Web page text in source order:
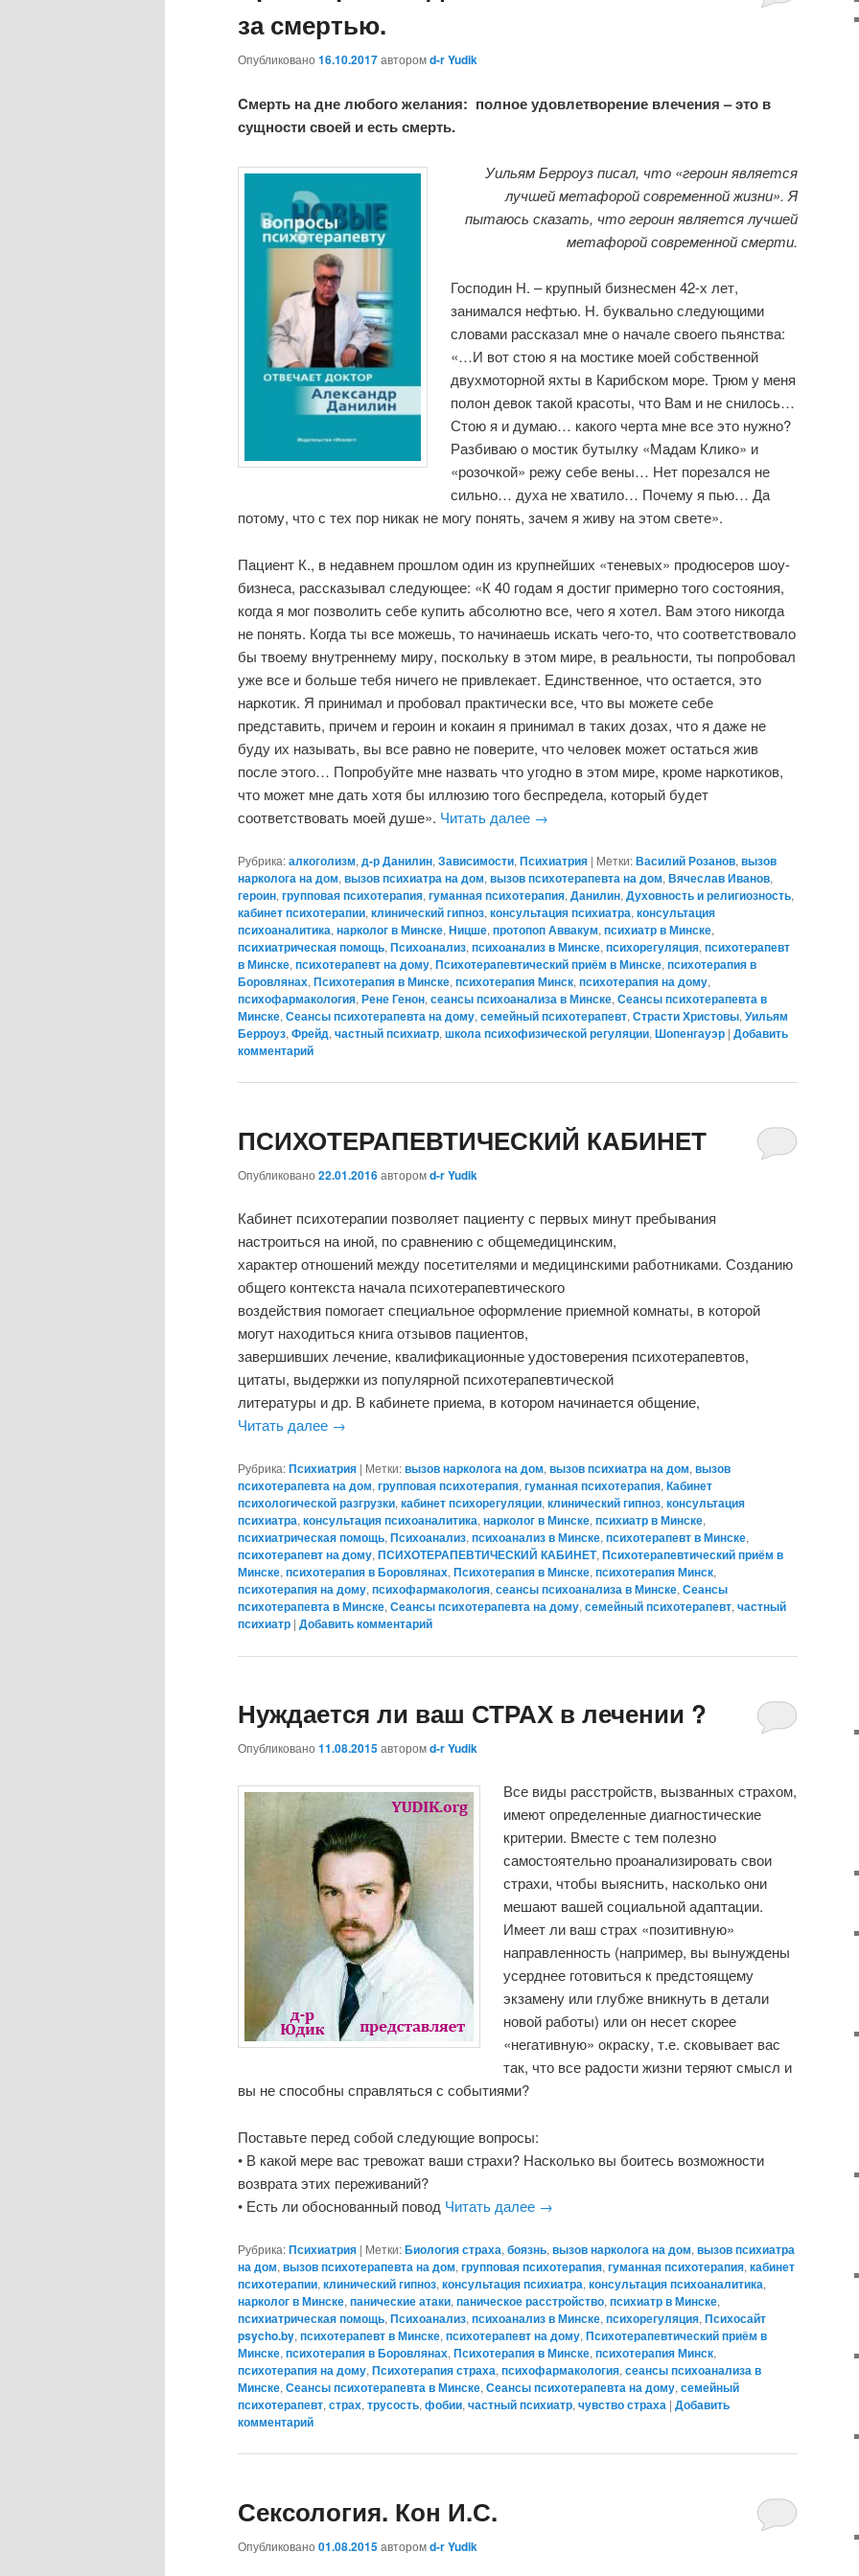
за смертью.
Опубликовано 16.10.2017авторомd-r Yudik
Cмерть на дне любого желания: полное удовлетворение влечения – это в
сущности своей и есть смерть.
Уильям Берроуз писал, что «героин является
лучшей метафорой современной жизни». Я
пытаюсь сказать, что героин является лучшей
метафорой современной смерти.
Господин Н. – крупный бизнесмен 42-х лет,
занимался нефтью. Н. буквально следующими
словами рассказал мне о начале своего пьянства:
«…И вот стою я на мостике моей собственной
двухмоторной яхты в Карибском море. Трюм у меня
полон девок такой красоты, что Вам и не снилось…
Стою я и думаю… какого черта мне все это нужно?
Разбиваю о мостик бутылку «Мадам Клико» и
«розочкой» режу себе вены… Нет порезался не
сильно… духа не хватило… Почему я пью… Да
потому, что с тех пор никак не могу понять, зачем я живу на этом свете».
Пациент К., в недавнем прошлом один из крупнейших «теневых» продюсеров шоу-
бизнеса, рассказывал следующее: «К 40 годам я достиг примерно того состояния,
когда я мог позволить себе купить абсолютно все, чего я хотел. Вам этого никогда
не понять. Когда ты все можешь, то начинаешь искать чего-то, что соответствовало
бы твоему внутреннему миру, поскольку в этом мире, в реальности, ты попробовал
уже все и больше тебя ничего не привлекает. Единственное, что остается, это
наркотик. Я принимал и пробовал практически все, что вы можете себе
представить, причем и героин и кокаин я принимал в таких дозах, что я даже не
буду их называть, вы все равно не поверите, что человек может остаться жив
после этого… Попробуйте мне назвать что угодно в этом мире, кроме наркотиков,
что может мне дать хотя бы иллюзию того беспредела, который будет
соответствовать моей душе». Читать далее →
Рубрика:алкоголизм, д-р Данилин, Зависимости, Психиатрия | Метки:Василий Розанов, вызов
нарколога на дом, вызов психиатра на дом, вызов психотерапевта на дом, Вячеслав Иванов,
героин, групповая психотерапия, гуманная психотерапия, Данилин, Духовность и религиозность,
кабинет психотерапии, клинический гипноз, консультация психиатра, консультация
психоаналитика, нарколог в Минске, Ницше, протопоп Аввакум, психиатр в Минске,
психиатрическая помощь, Психоанализ, психоанализ в Минске, психорегуляция, психотерапевт
в Минске, психотерапевт на дому, Психотерапевтический приём в Минске, психотерапия в
Боровлянах, Психотерапия в Минске, психотерапия Минск, психотерапия на дому,
психофармакология, Рене Генон, сеансы психоанализа в Минске, Сеансы психотерапевта в
Минске, Сеансы психотерапевта на дому, семейный психотерапевт, Страсти Христовы, Уильям
Берроуз, Фрейд, частный психиатр, школа психофизической регуляции, Шопенгауэр | Добавить
комментарий
ПСИХОТЕРАПЕВТИЧЕСКИЙ КАБИНЕТ
Опубликовано 22.01.2016авторомd-r Yudik
Кабинет психотерапии позволяет пациенту с первых минут пребывания
настроиться на иной, по сравнению с общемедицинским,
характер отношений между посетителями и медицинскими работниками. Созданию
общего контекста начала психотерапевтического
воздействия помогает специальное оформление приемной комнаты, в которой
могут находиться книга отзывов пациентов,
завершивших лечение, квалификационные удостоверения психотерапевтов,
цитаты, выдержки из популярной психотерапевтической
литературы и др. В кабинете приема, в котором начинается общение,
Читать далее →
Рубрика:Психиатрия | Метки:вызов нарколога на дом, вызов психиатра на дом, вызов
психотерапевта на дом, групповая психотерапия, гуманная психотерапия, Кабинет
психологической разгрузки, кабинет психорегуляции, клинический гипноз, консультация
психиатра, консультация психоаналитика, нарколог в Минске, психиатр в Минске,
психиатрическая помощь, Психоанализ, психоанализ в Минске, психотерапевт в Минске,
психотерапевт на дому, ПСИХОТЕРАПЕВТИЧЕСКИЙ КАБИНЕТ, Психотерапевтический приём в
Минске, психотерапия в Боровлянах, Психотерапия в Минске, психотерапия Минск,
психотерапия на дому, психофармакология, сеансы психоанализа в Минске, Сеансы
психотерапевта в Минске, Сеансы психотерапевта на дому, семейный психотерапевт, частный
психиатр | Добавить комментарий
Нуждается ли ваш СТРАХ в лечении ?
Опубликовано 11.08.2015авторомd-r Yudik
Все виды расстройств, вызванных страхом,
имеют определенные диагностические
критерии. Вместе с тем полезно
самостоятельно проанализировать свои
страхи, чтобы выяснить, насколько они
мешают вашей социальной адаптации.
Имеет ли ваш страх «позитивную»
направленность (например, вы вынуждены
усерднее готовиться к предстоящему
экзамену или глубже вникнуть в детали
новой работы) или он несет скорее
«негативную» окраску, т.е. сковывает вас
так, что все радости жизни теряют смысл и
вы не способны справляться с событиями?
Поставьте перед собой следующие вопросы:
• В какой мере вас тревожат ваши страхи? Насколько вы боитесь возможности
возврата этих переживаний?
• Есть ли обоснованный повод Читать далее →
Рубрика:Психиатрия | Метки:Биология страха, боязнь, вызов нарколога на дом, вызов психиатра
на дом, вызов психотерапевта на дом, групповая психотерапия, гуманная психотерапия, кабинет
психотерапии, клинический гипноз, консультация психиатра, консультация психоаналитика,
нарколог в Минске, панические атаки, паническое расстройство, психиатр в Минске,
психиатрическая помощь, Психоанализ, психоанализ в Минске, психорегуляция, Психосайт
psycho.by, психотерапевт в Минске, психотерапевт на дому, Психотерапевтический приём в
Минске, психотерапия в Боровлянах, Психотерапия в Минске, психотерапия Минск,
психотерапия на дому, Психотерапия страха, психофармакология, сеансы психоанализа в
Минске, Сеансы психотерапевта в Минске, Сеансы психотерапевта на дому, семейный
психотерапевт, страх, трусость, фобии, частный психиатр, чувство страха | Добавить
комментарий
Сексология. Кон И.С.
Опубликовано 01.08.2015авторомd-r Yudik